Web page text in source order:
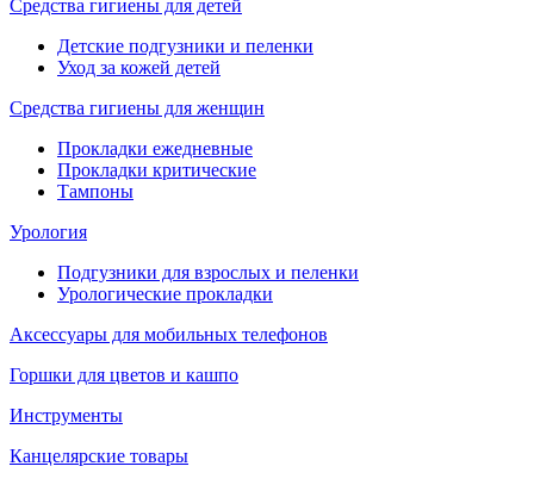
Средства гигиены для детей
Детские подгузники и пеленки
Уход за кожей детей
Средства гигиены для женщин
Прокладки ежедневные
Прокладки критические
Тампоны
Урология
Подгузники для взрослых и пеленки
Урологические прокладки
Аксессуары для мобильных телефонов
Горшки для цветов и кашпо
Инструменты
Канцелярские товары